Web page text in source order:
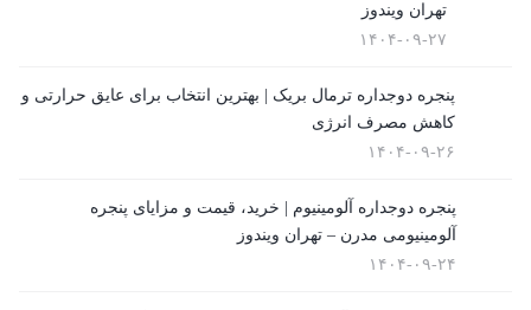
تهران ویندوز
۱۴۰۴-۰۹-۲۷
پنجره دوجداره ترمال بریک | بهترین انتخاب برای عایق حرارتی و
کاهش مصرف انرژی
۱۴۰۴-۰۹-۲۶
پنجره دوجداره آلومینیوم | خرید، قیمت و مزایای پنجره
آلومینیومی مدرن – تهران ویندوز
۱۴۰۴-۰۹-۲۴